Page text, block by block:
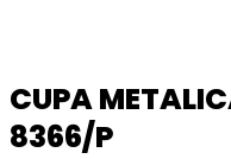
CUPA
8366/P